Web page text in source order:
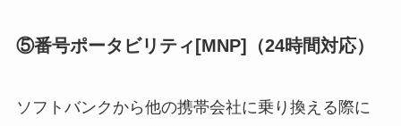
⑤番号ポータビリティ[MNP]（24時間対応）
ソフトバンクから他の携帯会社に乗り換える際に